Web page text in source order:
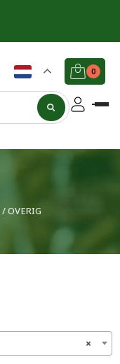
0
/ OVERIG
×